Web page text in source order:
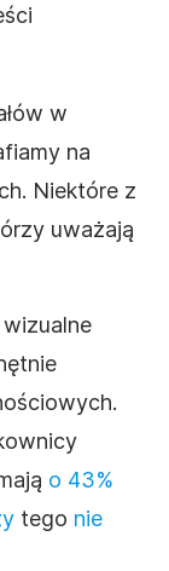
w
na
Niektóre z
uważają
o 43%
tego nie